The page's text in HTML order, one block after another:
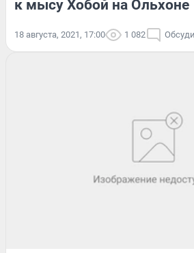
к мысу Хобой на Ольхоне
18 августа, 2021, 17:00 1 082